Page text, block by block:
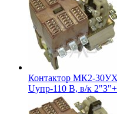
Контактор МК2-
Uупр-110 В, в/к